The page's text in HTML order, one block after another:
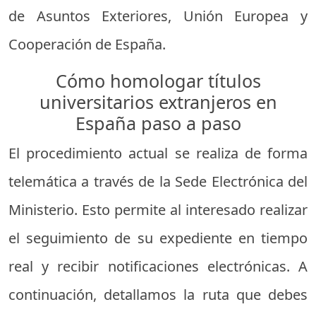
de Asuntos Exteriores, Unión Europea y
Cooperación de España.
Cómo homologar títulos
universitarios extranjeros en
España paso a paso
El procedimiento actual se realiza de forma
telemática a través de la Sede Electrónica del
Ministerio. Esto permite al interesado realizar
el seguimiento de su expediente en tiempo
real y recibir notificaciones electrónicas. A
continuación, detallamos la ruta que debes